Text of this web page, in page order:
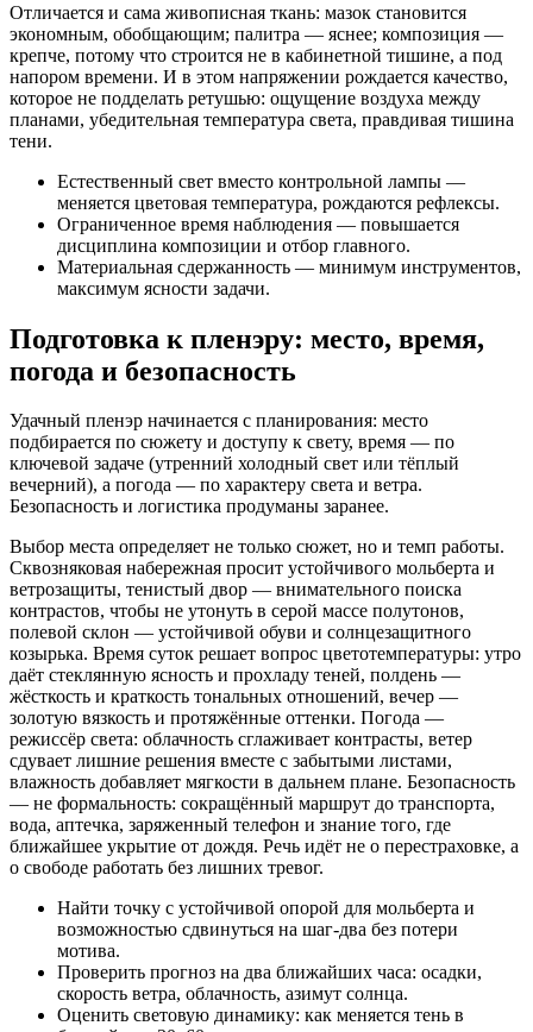
Отличается и сама живописная ткань: мазок становится
экономным, обобщающим; палитра — яснее; композиция —
крепче, потому что строится не в кабинетной тишине, а под
напором времени. И в этом напряжении рождается качество,
которое не подделать ретушью: ощущение воздуха между
планами, убедительная температура света, правдивая тишина
тени.
Естественный свет вместо контрольной лампы —
меняется цветовая температура, рождаются рефлексы.
Ограниченное время наблюдения — повышается
дисциплина композиции и отбор главного.
Материальная сдержанность — минимум инструментов,
максимум ясности задачи.
Подготовка к пленэру: место, время,
погода и безопасность
Удачный пленэр начинается с планирования: место
подбирается по сюжету и доступу к свету, время — по
ключевой задаче (утренний холодный свет или тёплый
вечерний), а погода — по характеру света и ветра.
Безопасность и логистика продуманы заранее.
Выбор места определяет не только сюжет, но и темп работы.
Сквозняковая набережная просит устойчивого мольберта и
ветрозащиты, тенистый двор — внимательного поиска
контрастов, чтобы не утонуть в серой массе полутонов,
полевой склон — устойчивой обуви и солнцезащитного
козырька. Время суток решает вопрос цветотемпературы: утро
даёт стеклянную ясность и прохладу теней, полдень —
жёсткость и краткость тональных отношений, вечер —
золотую вязкость и протяжённые оттенки. Погода —
режиссёр света: облачность сглаживает контрасты, ветер
сдувает лишние решения вместе с забытыми листами,
влажность добавляет мягкости в дальнем плане. Безопасность
— не формальность: сокращённый маршрут до транспорта,
вода, аптечка, заряженный телефон и знание того, где
ближайшее укрытие от дождя. Речь идёт не о перестраховке, а
о свободе работать без лишних тревог.
Найти точку с устойчивой опорой для мольберта и
возможностью сдвинуться на шаг-два без потери
мотива.
Проверить прогноз на два ближайших часа: осадки,
скорость ветра, облачность, азимут солнца.
Оценить световую динамику: как меняется тень в